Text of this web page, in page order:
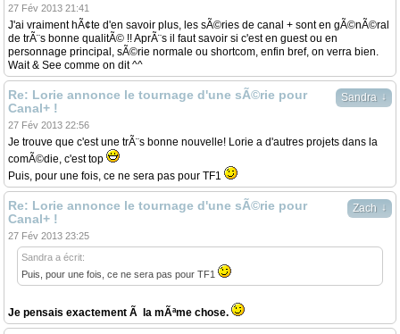
27 Fév 2013 21:41
J'ai vraiment hÃ¢te d'en savoir plus, les sÃ©ries de canal + sont en gÃ©nÃ©ral
de trÃ¨s bonne qualitÃ© !! AprÃ¨s il faut savoir si c'est en guest ou en
personnage principal, sÃ©rie normale ou shortcom, enfin bref, on verra bien.
Wait & See comme on dit ^^
Sandra ↓
Re: Lorie annonce le tournage d'une sÃ©rie pour
Canal+ !
27 Fév 2013 22:56
Je trouve que c'est une trÃ¨s bonne nouvelle! Lorie a d'autres projets dans la
comÃ©die, c'est top
Puis, pour une fois, ce ne sera pas pour TF1
Zach ↓
Re: Lorie annonce le tournage d'une sÃ©rie pour
Canal+ !
27 Fév 2013 23:25
Sandra a écrit:
Puis, pour une fois, ce ne sera pas pour TF1
Je pensais exactement Ã la mÃªme chose.